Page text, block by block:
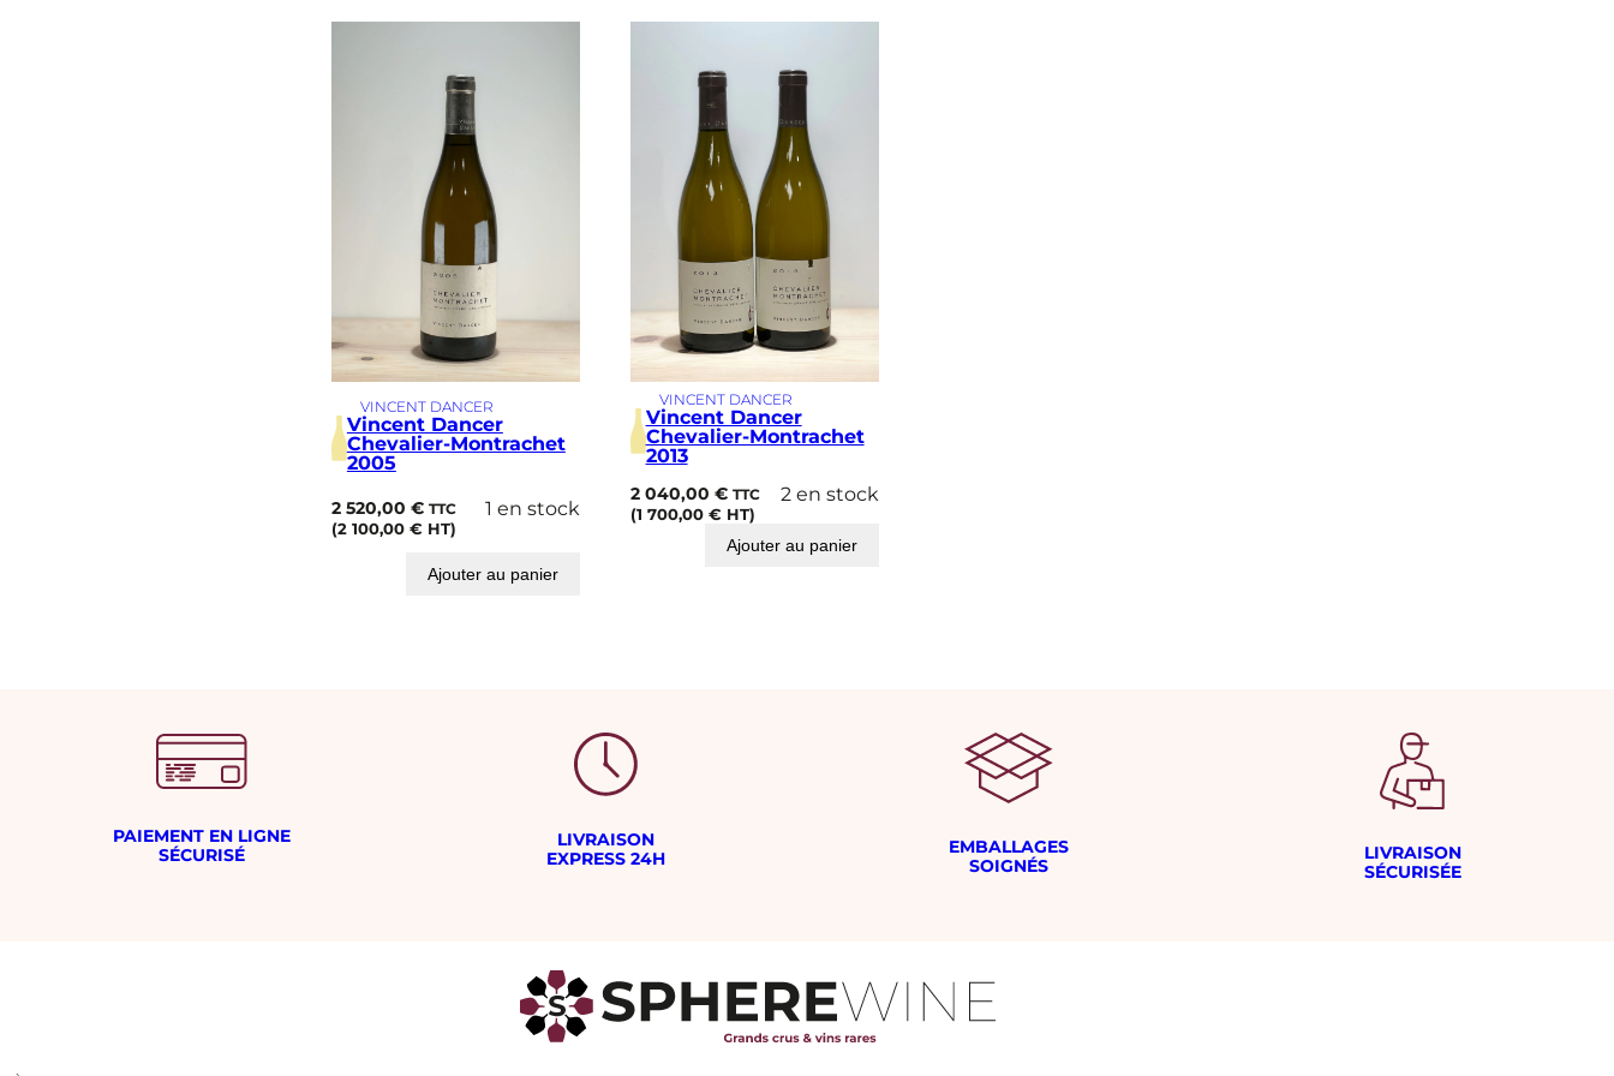
VINCENT DANCER
Vincent Dancer
Chevalier-Montrachet
2005
2 520,00 € TTC
(2 100,00 €HT)
1 en stock
Ajouter au panier
VINCENT DANCER
Vincent Dancer
Chevalier-Montrachet
2013
2 040,00 € TTC
(1 700,00 €HT)
2 en stock
Ajouter au panier
PAIEMENT EN LIGNE
SÉCURISÉ
LIVRAISON
EXPRESS 24H
EMBALLAGES
SOIGNÉS
LIVRAISON
SÉCURISÉE